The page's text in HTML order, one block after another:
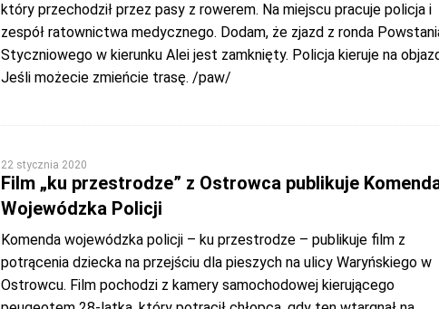
który przechodził przez pasy z rowerem. Na miejscu pracuje policja i
zespół ratownictwa medycznego. Dodam, że zjazd z ronda
Styczniowego w kierunku Alei jest zamknięty. Policja kieruje na
Jeśli możecie zmieńcie trasę. /paw/
22 stycznia 2020
Film „ku przestrodze” z Ostrowca publikuje
Wojewódzka Policji
Komenda wojewódzka policji – ku przestrodze – publikuje film z
potrącenia dziecka na przejściu dla pieszych na ulicy Waryńskiego w
Ostrowcu. Film pochodzi z kamery samochodowej kierującego